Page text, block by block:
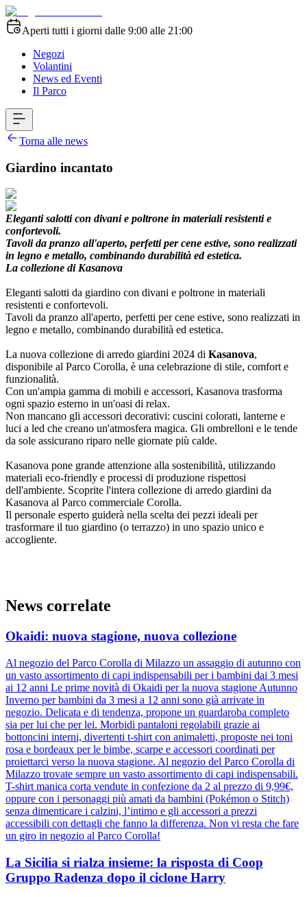
Aperti tutti i giorni dalle 9:00 alle 21:00
Negozi
Volantini
News ed Eventi
Il Parco
Torna alle news
Giardino incantato
Eleganti salotti con divani e poltrone in materiali resistenti e
confortevoli.
Tavoli da pranzo all'aperto, perfetti per cene estive, sono realizzati
in legno e metallo, combinando durabilità ed estetica.
La collezione di Kasanova
Eleganti salotti da giardino con divani e poltrone in materiali
resistenti e confortevoli.
Tavoli da pranzo all'aperto, perfetti per cene estive, sono realizzati in
legno e metallo, combinando durabilità ed estetica.
La nuova collezione di arredo giardini 2024 di Kasanova,
disponibile al Parco Corolla, è una celebrazione di stile, comfort e
funzionalità.
Con un'ampia gamma di mobili e accessori, Kasanova trasforma
ogni spazio esterno in un'oasi di relax.
Non mancano gli accessori decorativi: cuscini colorati, lanterne e
luci a led che creano un'atmosfera magica. Gli ombrelloni e le tende
da sole assicurano riparo nelle giornate più calde.
Kasanova pone grande attenzione alla sostenibilità, utilizzando
materiali eco-friendly e processi di produzione rispettosi
dell'ambiente. Scoprite l'intera collezione di arredo giardini da
Kasanova al Parco commerciale Corolla.
Il personale esperto guiderà nella scelta dei pezzi ideali per
trasformare il tuo giardino (o terrazzo) in uno spazio unico e
accogliente.
News correlate
Okaidi: nuova stagione, nuova collezione
Al negozio del Parco Corolla di Milazzo un assaggio di autunno con
un vasto assortimento di capi indispensabili per i bambini dai 3 mesi
ai 12 anni Le prime novità di Okaidi per la nuova stagione Autunno
Inverno per bambini da 3 mesi a 12 anni sono già arrivate in
negozio. Delicata e di tendenza, propone un guardaroba completo
sia per lui che per lei. Morbidi pantaloni regolabili grazie ai
bottoncini interni, divertenti t-shirt con animaletti, proposte nei toni
rosa e bordeaux per le bimbe, scarpe e accessori coordinati per
proiettarci verso la nuova stagione. Al negozio del Parco Corolla di
Milazzo trovate sempre un vasto assortimento di capi indispensabili.
T-shirt manica corta vendute in confezione da 2 al prezzo di 9,99€,
oppure con i personaggi più amati da bambini (Pokémon o Stitch)
senza dimenticare i calzini, l’intimo e gli accessori a prezzi
accessibili con dettagli che fanno la differenza. Non vi resta che fare
un giro in negozio al Parco Corolla!
La Sicilia si rialza insieme: la risposta di Coop
Gruppo Radenza dopo il ciclone Harry